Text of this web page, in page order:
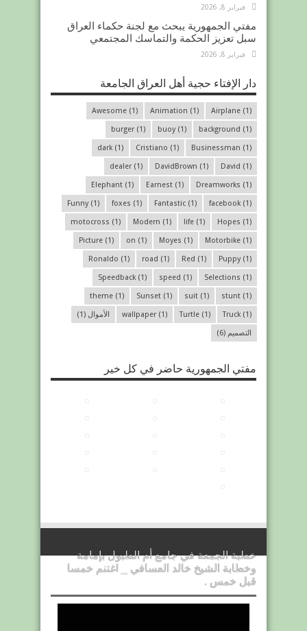
فبراير 8, 2026
مفتي الجمهورية يبحث مع لجنة حكماء العراق
سبل تعزيز الحكمة والتماسك المجتمعي
فبراير 8, 2026
دار الإفتاء حجية أهل العراق الجامعة
Airplane (1)
Animation (1)
Awesome (1)
background (1)
buoy(1)
burger (1)
Businessman (1)
Cristiano (1)
dark (1)
David (1)
DavidBrown (1)
dealer (1)
Dreamworks (1)
Earnest (1)
Elephant (1)
facebook (1)
Fantastic (1)
foxes (1)
Funny(1)
Hopes (1)
life (1)
Modern (1)
motocross (1)
Motorbike (1)
Moyes (1)
on (1)
Picture (1)
Puppy(1)
Red (1)
road (1)
Ronaldo (1)
Selections (1)
speed (1)
Speedback (1)
stunt (1)
suit (1)
Sunset (1)
theme (1)
Truck (1)
Turtle (1)
wallpaper (1) الأموال (1)
التصميم (6)
مفتي الجمهورية حاضر في كل خير
خطبة الجمعة في جامع أم الطبول بإمامة
وخطابة الشيخ خالد العسافي _ اغتنم خمسا
قبل خمس .